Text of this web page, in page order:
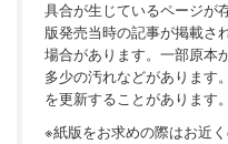
具合が生じているページが
版発売当時の記事が掲載さ
場合があります。一部原本
多少の汚れなどがあります
を更新することがあります
※紙版をお求めの際はお近